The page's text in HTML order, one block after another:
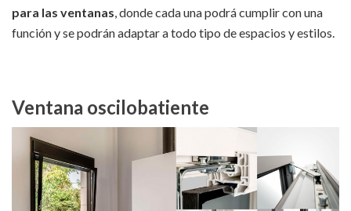
para las ventanas, donde cada una podrá cumplir con una
función y se podrán adaptar a todo tipo de espacios y estilos.
Ventana oscilobatiente